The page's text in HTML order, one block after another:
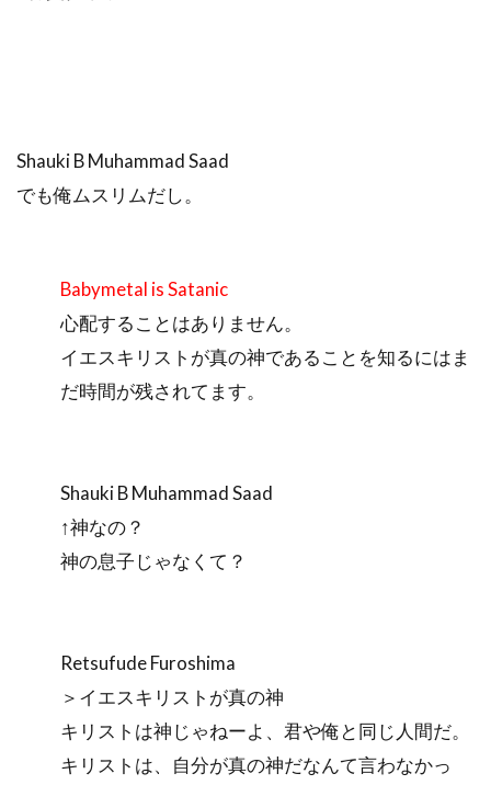
Shauki B Muhammad Saad
でも俺ムスリムだし。
Babymetal is Satanic
心配することはありません。
イエスキリストが真の神であることを知るにはま
だ時間が残されてます。
Shauki B Muhammad Saad
↑神なの？
神の息子じゃなくて？
Retsufude Furoshima
＞イエスキリストが真の神
キリストは神じゃねーよ、君や俺と同じ人間だ。
キリストは、自分が真の神だなんて言わなかっ